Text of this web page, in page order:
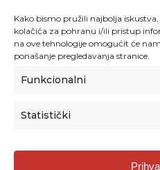
Kako bismo pružili najbolja
kolačića za pohranu i/ili pristup
na ove tehnologije omogućit će
ponašanje pregledavanja stranice.
Funkcionalni
Statistički
Agencija za odgoj i